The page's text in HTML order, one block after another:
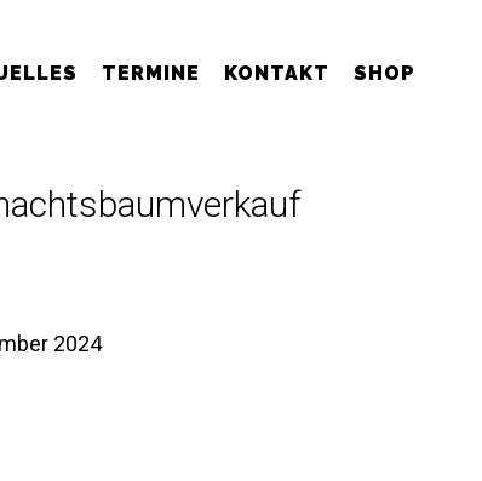
TERMINE KONTAKT SHOP
2024